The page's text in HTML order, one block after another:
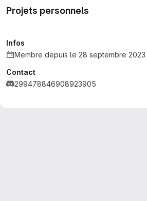
Projets personnels
Infos
Membre depuis le 28 septembre 2023
Contact
299478846908923905